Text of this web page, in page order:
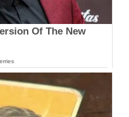
Of The New